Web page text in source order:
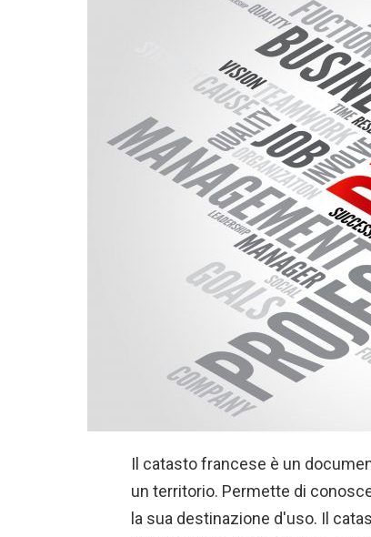
Il catasto francese è un
un territorio. Permette di
la sua destinazione d'uso. Il